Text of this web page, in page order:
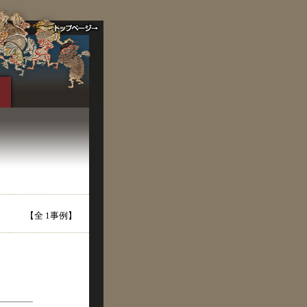
【全 1事例】